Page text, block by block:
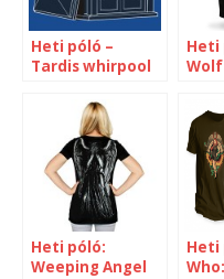
Heti póló –
Tardis whirpool
Heti
Wolf
Heti póló:
Weeping Angel
Heti